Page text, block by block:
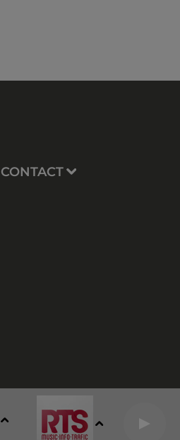
CONTACT